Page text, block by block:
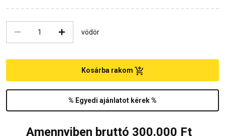
vödör
% Egyedi ajánlatot kérek %
Kosárba rakom
Amennyiben bruttó 300.000 Ft